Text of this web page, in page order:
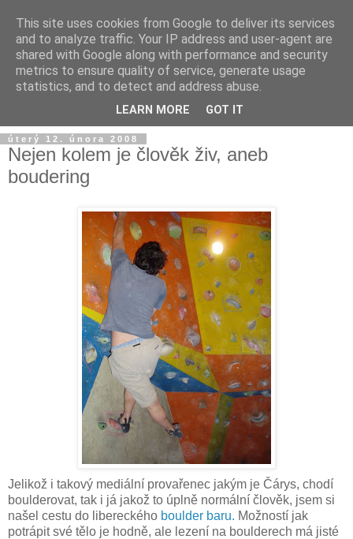
úterý 12. února 2008
Nejen kolem je člověk živ, aneb
boudering
Jelikož i takový mediální provařenec jakým je Čárys, chodí
boulderovat, tak i já jakož to úplně normální člověk, jsem si
našel cestu do libereckého boulder baru. Možností jak
potrápit své tělo je hodně, ale lezení na boulderech má jisté
This site uses cookies from Google to deliver its services
and to analyze traffic. Your IP address and user-agent are
shared with Google along with performance and security
metrics to ensure quality of service, generate usage
statistics, and to detect and address abuse.
LEARN MORE GOT IT